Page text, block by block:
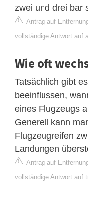
zwei und drei bar
Antrag auf
vollständige Antwort auf
Wie oft
Tatsächlich gibt
beeinflussen,
eines Flugzeugs
Generell kann
Flugzeugreifen
Landungen
Antrag auf
vollständige Antwort auf